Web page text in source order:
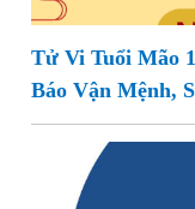
Tử Vi Tuổi Mão
Báo Vận Mệnh,